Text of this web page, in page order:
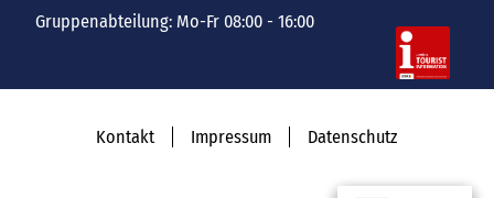
Gruppenabteilung: Mo-Fr 08:00 - 16:00
Kontakt Impressum Datenschutz